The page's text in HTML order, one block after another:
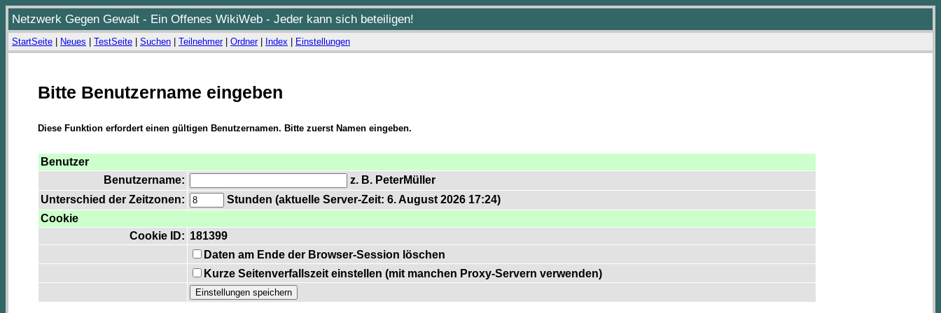
Netzwerk Gegen Gewalt - Ein Offenes WikiWeb - Jeder kann sich beteiligen!
StartSeite Neues TestSeite Suchen Teilnehmer| Ordner| Index Einstellungen
Bitte Benutzername eingeben
Diese Funktion erfordert einen gültigen Benutzernamen. Bitte zuerst Namen eingeben.
Benutzer
Benutzername:
z. B. PeterMüller
Unterschied der Zeitzonen:
Stunden (aktuelle Server-Zeit: 6. August 2026 17:24)
Cookie
Cookie ID: 181399
Daten am Ende der Browser-Session löschen
Kurze Seitenverfallszeit einstellen (mit manchen Proxy-Servern verwenden)